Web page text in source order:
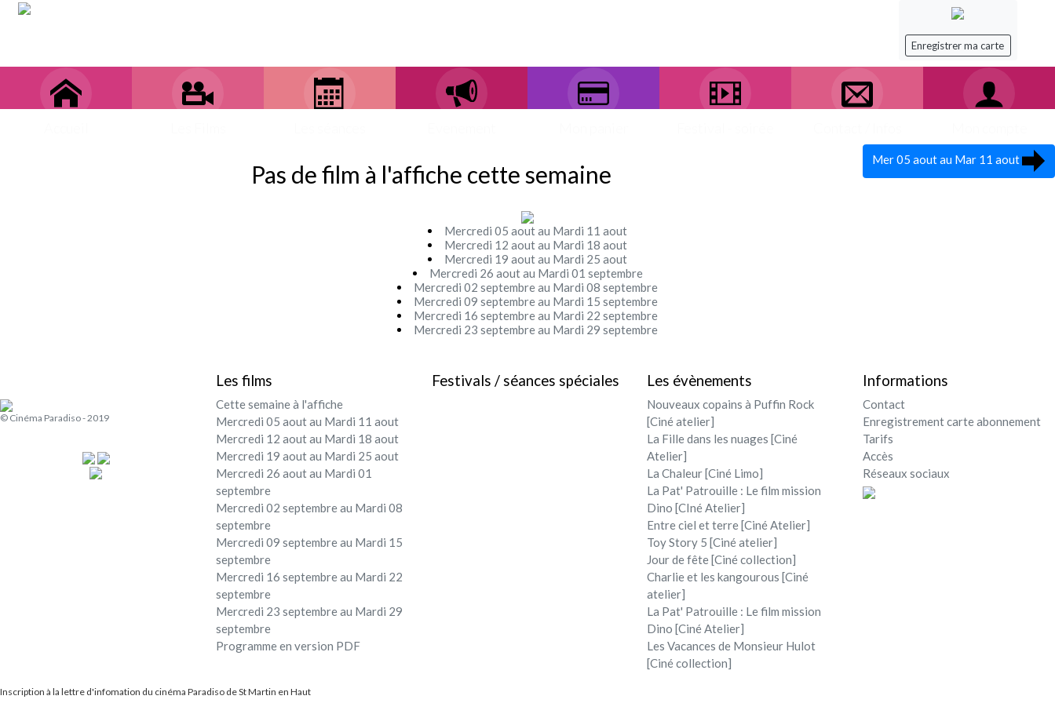
Enregistrer ma carte
Mer 05 aout au Mar 11 aout
Pas de film à l'affiche cette semaine
Mercredi 05 aout au Mardi 11 aout
Mercredi 12 aout au Mardi 18 aout
Mercredi 19 aout au Mardi 25 aout
Mercredi 26 aout au Mardi 01 septembre
Mercredi 02 septembre au Mardi 08 septembre
Mercredi 09 septembre au Mardi 15 septembre
Mercredi 16 septembre au Mardi 22 septembre
Mercredi 23 septembre au Mardi 29 septembre
© Cinéma Paradiso - 2019
Les films
Cette semaine à l'affiche
Mercredi 05 aout au Mardi 11 aout
Mercredi 12 aout au Mardi 18 aout
Mercredi 19 aout au Mardi 25 aout
Mercredi 26 aout au Mardi 01
septembre
Mercredi 02 septembre au Mardi 08
septembre
Mercredi 09 septembre au Mardi 15
septembre
Mercredi 16 septembre au Mardi 22
septembre
Mercredi 23 septembre au Mardi 29
septembre
Programme en version PDF
Festivals / séances spéciales Les évènements
Nouveaux copains à Puffin Rock
[Ciné atelier]
La Fille dans les nuages [Ciné
Atelier]
La Chaleur [Ciné Limo]
La Pat' Patrouille : Le film mission
Dino [CIné Atelier]
Entre ciel et terre [Ciné Atelier]
Toy Story 5 [Ciné atelier]
Jour de fête [Ciné collection]
Charlie et les kangourous [Ciné
atelier]
La Pat' Patrouille : Le film mission
Dino [Ciné Atelier]
Les Vacances de Monsieur Hulot
[Ciné collection]
Informations
Contact
Enregistrement carte abonnement
Tarifs
Accès
Réseaux sociaux
Inscription à la lettre d'infomation du cinéma Paradiso de St Martin en Haut